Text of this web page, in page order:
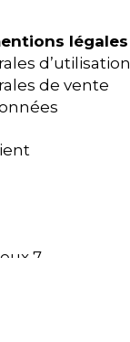
légales
d’utilisation
de vente
7